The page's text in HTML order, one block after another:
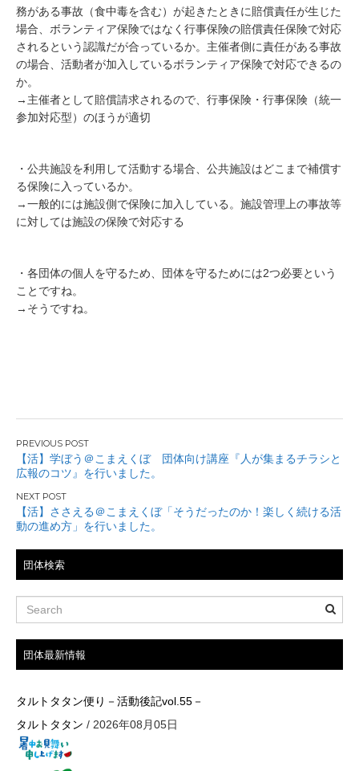
務がある事故（食中毒を含む）が起きたときに賠償責任が生じた
場合、ボランティア保険ではなく行事保険の賠償責任保険で対応
されるという認識だが合っているか。主催者側に責任がある事故
の場合、活動者が加入しているボランティア保険で対応できるの
か。
→主催者として賠償請求されるので、行事保険・行事保険（統一
参加対応型）のほうが適切
・公共施設を利用して活動する場合、公共施設はどこまで補償す
る保険に入っているか。
→一般的には施設側で保険に加入している。施設管理上の事故等
に対しては施設の保険で対応する
・各団体の個人を守るため、団体を守るためには2つ必要という
ことですね。
→そうですね。
投
稿
ナ
ビ
ゲ
ー
シ
ョ
ン
【活】学ぼう＠こまえくぼ 団体向け講座『人が集まるチラシと
広報のコツ』を行いました。
【活】ささえる＠こまえくぼ「そうだったのか！楽しく続ける活
動の進め方」を行いました。
団体検索
団体最新情報
タルトタタン便り－活動後記vol.55－
タルトタタン / 2026年08月05日